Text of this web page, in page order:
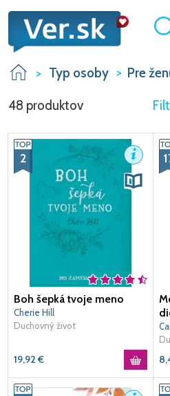
Typ osoby Pre
48 produktov
2
Boh šepká tvoje meno
Cherie Hill
Duchovný život
19,92 €